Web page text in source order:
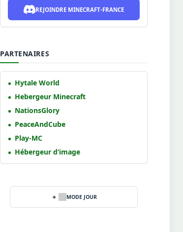
REJOINDRE MINECRAFT-FRANCE
PARTENAIRES
Hytale World
Hebergeur Minecraft
NationsGlory
PeaceAndCube
Play-MC
Hébergeur d’image
MODE JOUR